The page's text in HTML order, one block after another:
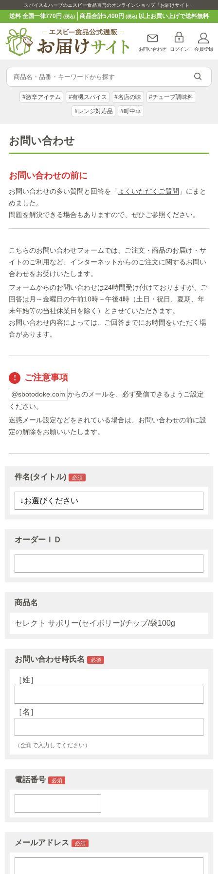
スパイス＆ハーブのエスビー食品直営のオンラインショップ「お届けサイト」
送料 全国一律770円(税込) 商品合計5,400円 (税込)以上お買い上げで送料無料
お問い合わせ ログイン 会員登録
#激辛アイテム #有機スパイス #名店の味 #チューブ調味料
#レンジ対応品 #町中華
お問い合わせ
お問い合わせの前に
お問い合わせの多い質問と回答を「 よくいただくご質問 」にまと
めました。
問題を解決できる場合もありますので、ぜひご参照ください。
こちらのお問い合わせフォームでは、ご注文・商品のお届け・サ
イトのご利用など、インターネットからのご注文に関するお問い
合わせをお受けいたします。
フォームからのお問い合わせは24時間受け付けておりますが、ご
回答は月～金曜日の午前10時～午後4時（土日・祝日、夏期、年
末年始等の当社休業日を除く）とさせていただきます。
お問い合わせ内容によっては、ご回答までにお時間をいただく場
合があります。
ご注意事項
@sbotodoke.com からのメールを、必ず受信できるようご設定
ください。
迷惑メール設定などをされている場合は、お問い合わせの前に設
定の解除をお願いいたします。
件名(タイトル)
オーダーＩＤ
商品名
セレクト サボリー(セイボリー)/チップ/袋100g
お問い合わせ時氏名
［姓］
［名］
（全角で入力してください）
電話番号
メールアドレス